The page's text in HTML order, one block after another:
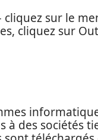
sur le
cliquez sur
des sociétés